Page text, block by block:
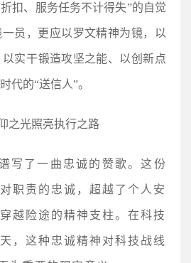
扣、服务任务不计得失”的自觉
员，更应以罗文精神为镜，以‌
实干‌锻造攻坚之能、以‌创新‌点
代的“送信人”。
之光照亮执行之路
写了一曲忠诚的赞歌。这份
职责的忠诚，超越了个人安
越险途的精神支柱。在科技
，这种忠诚精神对科技战线